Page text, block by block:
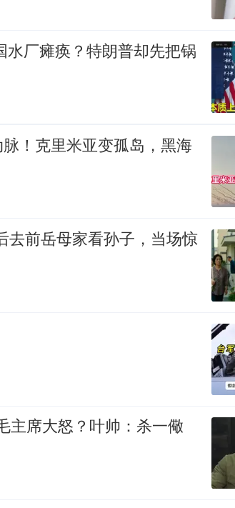
厂瘫痪？特朗普却先把锅
！克里米亚变孤岛，黑海
去前岳母家看孙子，当场惊
主席大怒？叶帅：杀一儆